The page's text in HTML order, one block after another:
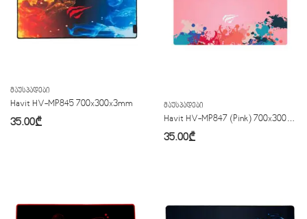
ᲛᲐᲣᲡᲞᲐᲓᲔᲑᲘ
Havit HV-MP845 700x300x3mm
35.00₾
ᲛᲐᲣᲡᲞᲐᲓᲔᲑᲘ
Havit HV-MP847 (Pink) 700x300x3mm
35.00₾